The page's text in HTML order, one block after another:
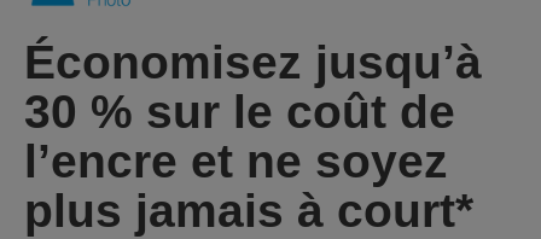
Économisez jusqu’à
30 % sur le coût de
l’encre et ne soyez
plus jamais à court*